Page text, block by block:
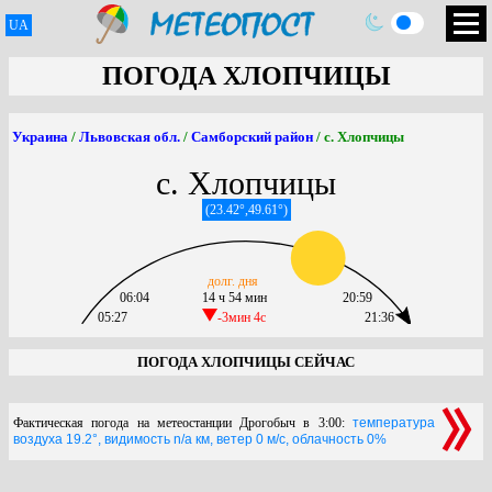
UA
ПОГОДА ХЛОПЧИЦЫ
Украина / Львовская обл. / Самборский район / с. Хлопчицы
с. Хлопчицы
(23.42°,49.61°)
05:27
06:04
14 ч 54 мин
-3мин 4c
долг. дня
21:36
20:59
ПОГОДА ХЛОПЧИЦЫ СЕЙЧАС
Фактическая погода на метеостанции Дрогобыч в 3:00: температура
воздуха 19.2°, видимость n/a км, ветер 0 м/с, облачность 0%